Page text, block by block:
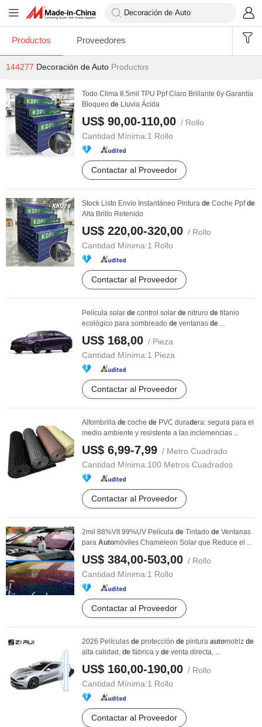
Productos Proveedores
144277 Decoración de Auto Productos
Todo Clima 8.5mil TPU Ppf Claro Brillante 6y Garantía
Bloqueo de Lluvia Ácida
US$ 90,00-110,00 / Rollo
Cantidad Mínima:1 Rollo
Contactar al Proveedor
Stock Listo Envío Instantáneo Pintura de Coche Ppfde
Alta Brillo Retenido
US$ 220,00-320,00 / Rollo
Cantidad Mínima:1 Rollo
Contactar al Proveedor
Película solar de control solar de nitruro de titanio
ecológico para sombreado de ventanas de ...
US$ 168,00 / Pieza
Cantidad Mínima:1 Pieza
Contactar al Proveedor
Alfombrilla de coche de PVC duradera: segura para el
medio ambiente y resistente a las inclemencias ...
US$ 6,99-7,99 / Metro Cuadrado
Cantidad Mínima:100 Metros Cuadrados
Contactar al Proveedor
2mil 88%Vlt 99%UV Película de Tintado de Ventanas
para Automóviles Chameleon Solar que Reduce el ...
US$ 384,00-503,00 / Rollo
Cantidad Mínima:1 Rollo
Contactar al Proveedor
2026 Películas de protección de pintura automotriz de
alta calidad, de fábrica y de venta directa, ...
US$ 160,00-190,00 / Rollo
Cantidad Mínima:1 Rollo
Contactar al Proveedor